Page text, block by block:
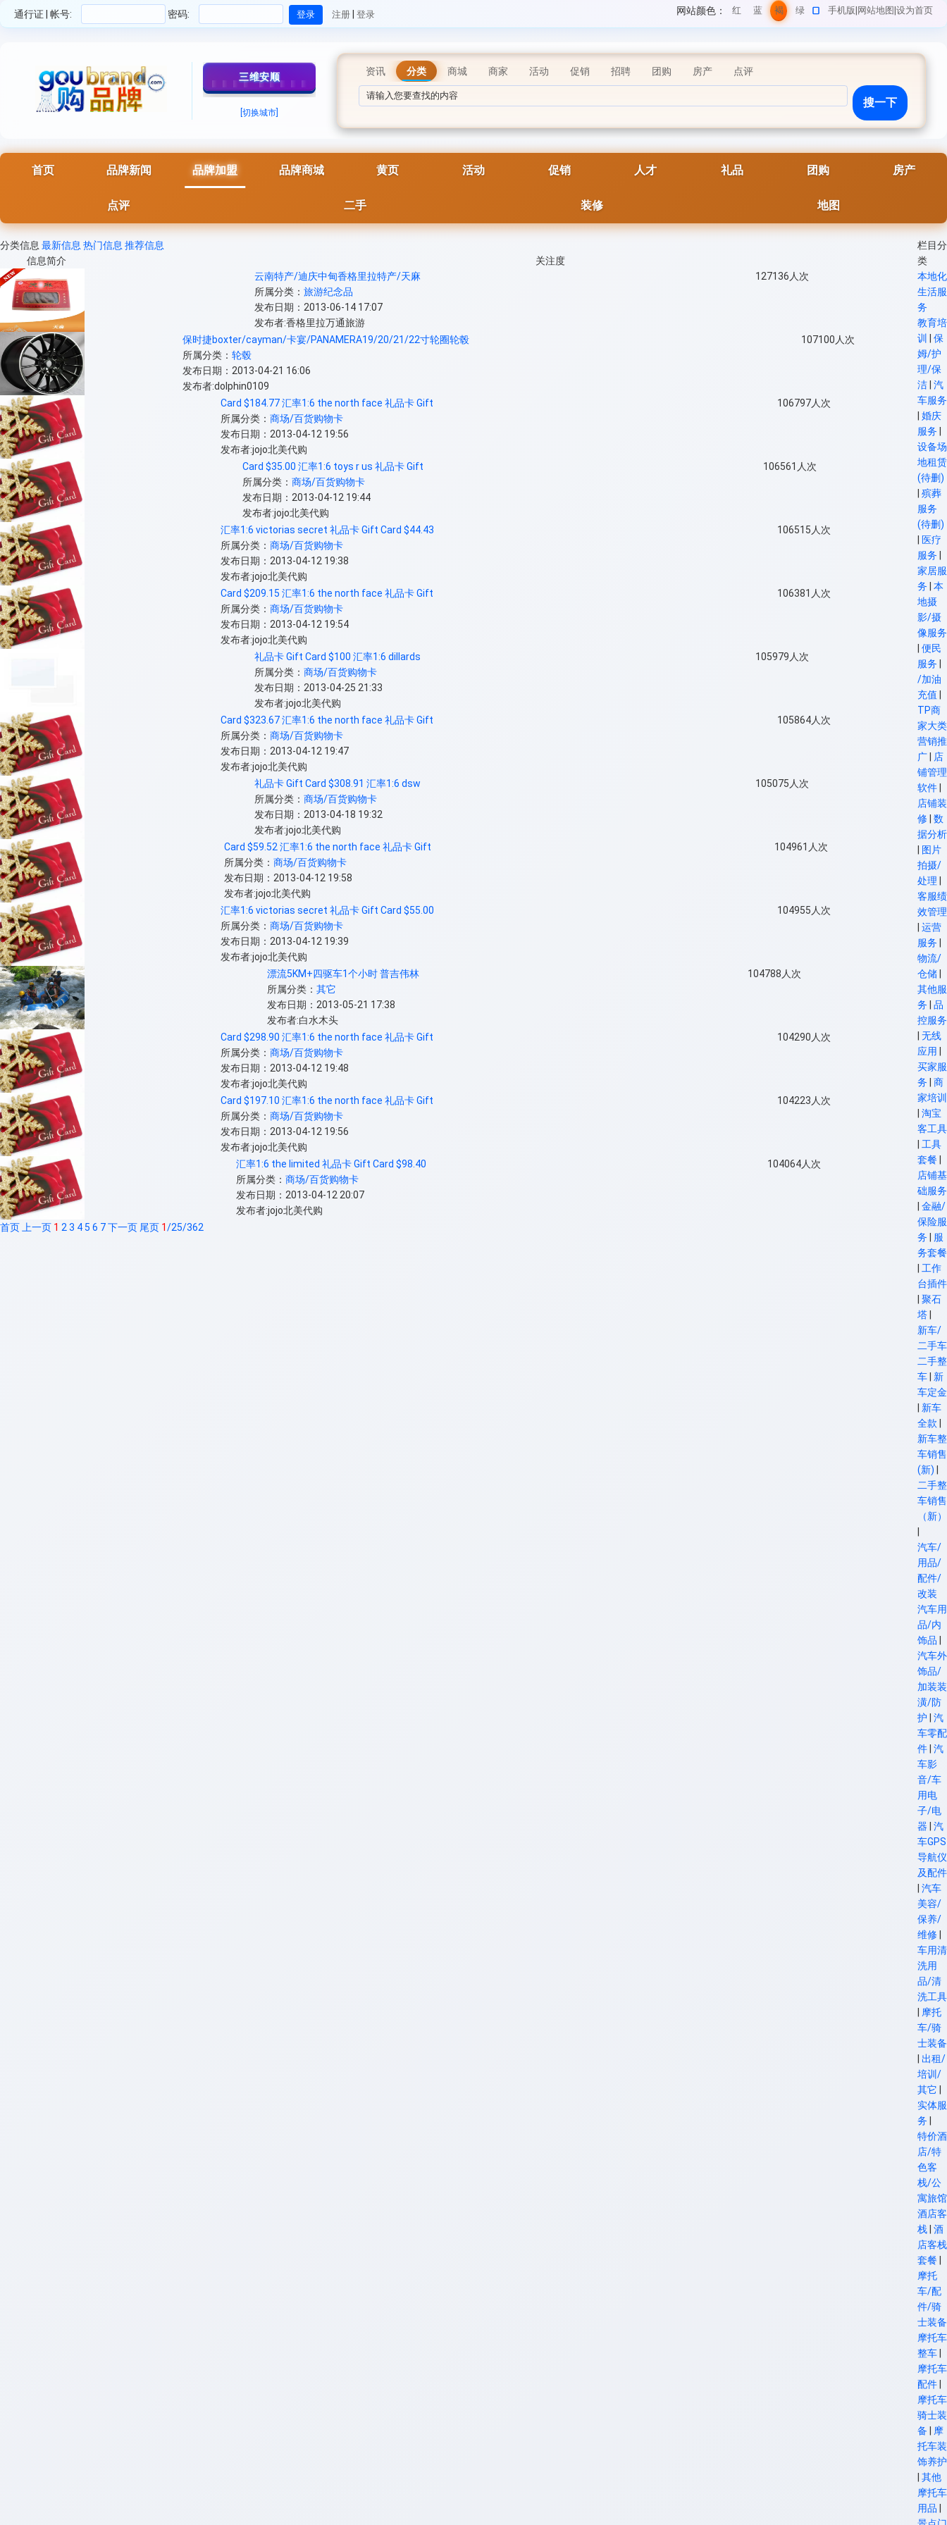
通行证 | 帐号: 密码: 注册 | 登录 手机版 网站地图 设为首页
红
色
蓝
色
褐
色
绿
色
网站颜色：
三维安顺
[切换城市]
资讯 分类 商城 商家 活动 促销 招聘 团购 房产 点评
首页 品牌新闻 品牌加盟 品牌商城 黄页 活动 促销 人才 礼品 团购 房产
点评 二手 装修 地图
分类信息 最新信息 热门信息 推荐信息
信息简介
关注度
云南特产/迪庆中甸香格里拉特产/天麻
所属分类： 旅游纪念品
发布日期：2013-06-14 17:07
发布者:香格里拉万通旅游
127136 人次
保时捷boxter/cayman/卡宴/PANAMERA19/20/21/22寸轮圈轮毂
所属分类： 轮毂
发布日期：2013-04-21 16:06
发布者:dolphin0109
107100 人次
Card $184.77 汇率1:6 the north face 礼品卡 Gift
所属分类： 商场/百货购物卡
发布日期：2013-04-12 19:56
发布者:jojo北美代购
106797人次
Card $35.00 汇率1:6 toys r us 礼品卡 Gift
所属分类： 商场/百货购物卡
发布日期：2013-04-12 19:44
发布者:jojo北美代购
106561 人次
汇率1:6 victorias secret 礼品卡 Gift Card $44.43
所属分类： 商场/百货购物卡
发布日期：2013-04-12 19:38
发布者:jojo北美代购
106515 人次
Card $209.15 汇率1:6 the north face 礼品卡 Gift
所属分类： 商场/百货购物卡
发布日期：2013-04-12 19:54
发布者:jojo北美代购
106381 人次
礼品卡 Gift Card $100 汇率1:6 dillards
所属分类： 商场/百货购物卡
发布日期：2013-04-25 21:33
发布者:jojo北美代购
105979 人次
Card $323.67 汇率1:6 the north face 礼品卡 Gift
所属分类： 商场/百货购物卡
发布日期：2013-04-12 19:47
发布者:jojo北美代购
105864人次
礼品卡 Gift Card $308.91 汇率1:6 dsw
所属分类： 商场/百货购物卡
发布日期：2013-04-18 19:32
发布者:jojo北美代购
105075 人次
Card $59.52 汇率1:6 the north face 礼品卡 Gift
所属分类： 商场/百货购物卡
发布日期：2013-04-12 19:58
发布者:jojo北美代购
104961 人次
汇率1:6 victorias secret 礼品卡 Gift Card $55.00
所属分类： 商场/百货购物卡
发布日期：2013-04-12 19:39
发布者:jojo北美代购
104955 人次
漂流5KM+四驱车1个小时 普吉伟林
所属分类： 其它
发布日期：2013-05-21 17:38
发布者:白水木头
104788 人次
Card $298.90 汇率1:6 the north face 礼品卡 Gift
所属分类： 商场/百货购物卡
发布日期：2013-04-12 19:48
发布者:jojo北美代购
104290 人次
Card $197.10 汇率1:6 the north face 礼品卡 Gift
所属分类： 商场/百货购物卡
发布日期：2013-04-12 19:56
发布者:jojo北美代购
104223 人次
汇率1:6 the limited 礼品卡 Gift Card $98.40
所属分类： 商场/百货购物卡
发布日期：2013-04-12 20:07
发布者:jojo北美代购
104064人次
首页 上一页 1 2 3 4 5 6 7下一页 尾页 1/25/362
栏目分
类
本地化
生活服
务
教育培
训
保
姆/护
理/保
洁 汽
车服务
婚庆
服务
设备场
地租赁
(待删)
殡葬
服务
(待删)
医疗
服务
家居服
务
本
地摄
影/摄
像服务
便民
服务
/加油
充值
TP商
家大类
营销推
广
店
铺管理
软件
店铺装
修 数
据分析
图片
拍摄/
处理
客服绩
效管理
运营
服务
物流/
仓储
其他服
务
品
控服务
无线
应用
买家服
务
商
家培训
淘宝
客工具
工具
套餐
店铺基
础服务
金融/
保险服
务
服
务套餐
工作
台插件
聚石
塔
新车/
二手车
二手整
车
新
车定金
新车
全款
新车整
车销售
(新)
二手整
车销售
（新）
汽车/
用品/
配件/
改装
汽车用
品/内
饰品
汽车外
饰品/
加装装
潢/防
护
汽
车零配
件 汽
车影
音/车
用电
子/电
器
汽
车GPS
导航仪
及配件
汽车
美容/
保养/
维修
车用清
洗用
品/清
洗工具
摩托
车/骑
士装备
出租/
培训/
其它
实体服
务
特价酒
店/特
色客
栈/公
寓旅馆
酒店客
栈 酒
店客栈
套餐
摩托
车/配
件/骑
士装备
摩托车
整车
摩托车
配件
摩托车
骑士装
备
摩
托车装
饰养护
其他
摩托车
用品